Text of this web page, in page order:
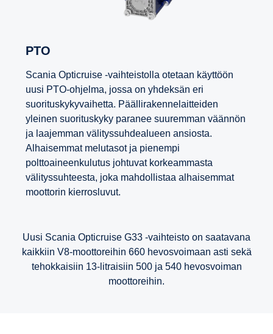
PTO
Scania Opticruise -vaihteistolla otetaan käyttöön
uusi PTO-ohjelma, jossa on yhdeksän eri
suorituskykyvaihetta. Päällirakennelaitteiden
yleinen suorituskyky paranee suuremman väännön
ja laajemman välityssuhdealueen ansiosta.
Alhaisemmat melutasot ja pienempi
polttoaineenkulutus johtuvat korkeammasta
välityssuhteesta, joka mahdollistaa alhaisemmat
moottorin kierrosluvut.
Uusi Scania Opticruise G33 -vaihteisto on saatavana
kaikkiin V8-moottoreihin 660 hevosvoimaan asti sekä
tehokkaisiin 13-litraisiin 500 ja 540 hevosvoiman
moottoreihin.